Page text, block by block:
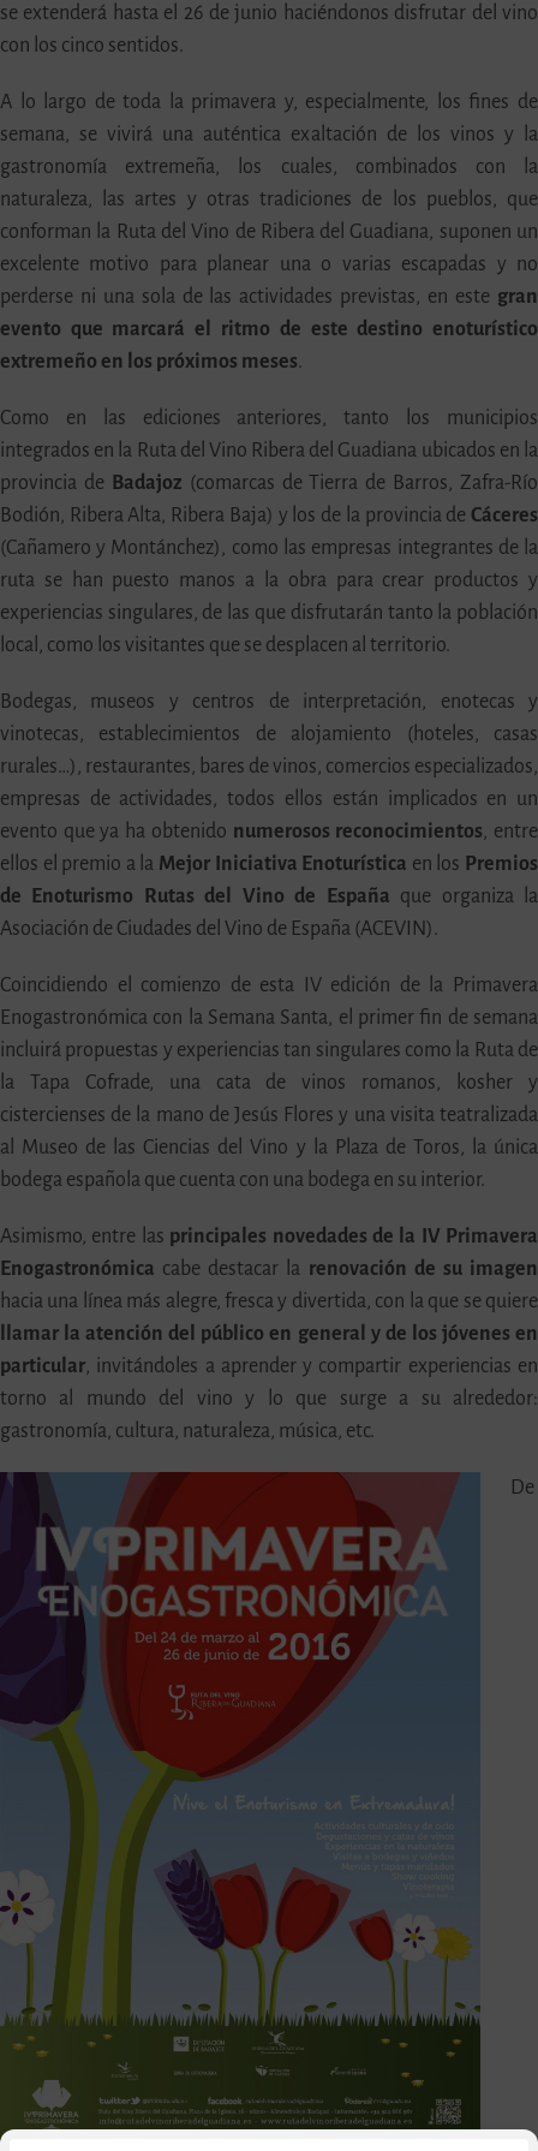
se extenderá hasta el 26 de junio haciéndonos disfrutar del vino
con los cinco sentidos.
A lo largo de toda la primavera y, especialmente, los fines de
semana, se vivirá una auténtica exaltación de los vinos y la
gastronomía extremeña, los cuales, combinados con la
naturaleza, las artes y otras tradiciones de los pueblos, que
conforman la Ruta del Vino de Ribera del Guadiana, suponen un
excelente motivo para planear una o varias escapadas y no
perderse ni una sola de las actividades previstas, en este gran
evento que marcará el ritmo de este destino enoturístico
extremeño en los próximos meses.
Como en las ediciones anteriores, tanto los municipios
integrados en la Ruta del Vino Ribera del Guadiana ubicados en la
provincia de Badajoz (comarcas de Tierra de Barros, Zafra-Río
Bodión, Ribera Alta, Ribera Baja) y los de la provincia deCáceres
(Cañamero y Montánchez), como las empresas integrantes de la
ruta se han puesto manos a la obra para crear productos y
experiencias singulares, de las que disfrutarán tanto la población
local, como los visitantes que se desplacen al territorio.
Bodegas, museos y centros de interpretación, enotecas y
vinotecas, establecimientos de alojamiento (hoteles, casas
rurales…), restaurantes, bares de vinos, comercios especializados,
empresas de actividades, todos ellos están implicados en un
evento que ya ha obtenido numerosos reconocimientos, entre
ellos el premio a la Mejor Iniciativa Enoturística en los Premios
de Enoturismo Rutas del Vino de España que organiza la
Asociación de Ciudades del Vino de España (ACEVIN).
Coincidiendo el comienzo de esta IV edición de la Primavera
Enogastronómica con la Semana Santa, el primer fin de semana
incluirá propuestas y experiencias tan singulares como la Ruta de
la Tapa Cofrade, una cata de vinos romanos, kosher y
cistercienses de la mano de Jesús Flores y una visita teatralizada
al Museo de las Ciencias del Vino y la Plaza de Toros, la única
bodega española que cuenta con una bodega en su interior.
Asimismo, entre las principales novedades de la IV Primavera
Enogastronómica cabe destacar la renovación de su imagen
hacia una línea más alegre, fresca y divertida, con la que se quiere
llamar la atención del público en general y de los jóvenes en
particular, invitándoles a aprender y compartir experiencias en
torno al mundo del vino y lo que surge a su alrededor:
gastronomía, cultura, naturaleza, música, etc.
De